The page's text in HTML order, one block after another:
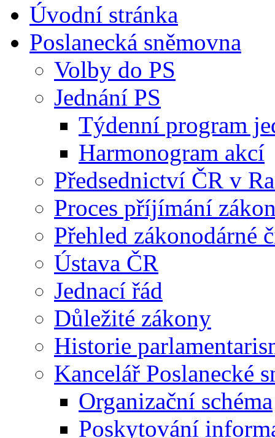
Úvodní stránka
Poslanecká sněmovna
Volby do PS
Jednání PS
Týdenní program
Harmonogram akcí
Předsednictví ČR v
Proces příjímání
Přehled zákonodárné
Ústava ČR
Jednací řád
Důležité zákony
Historie
Kancelář Poslanecké
Organizační schéma
Poskytování